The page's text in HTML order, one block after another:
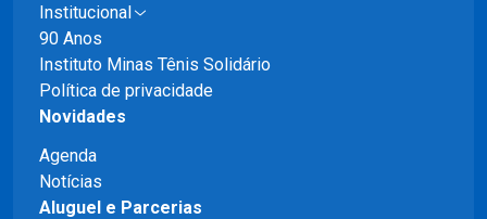
Institucional
90 Anos
Instituto Minas Tênis Solidário
Política de privacidade
Novidades
Agenda
Notícias
Aluguel e Parcerias